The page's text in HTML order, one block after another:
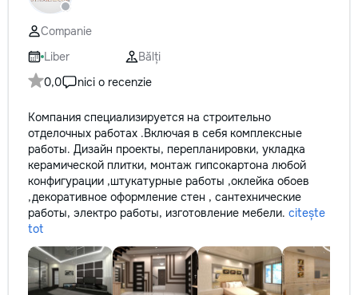
Companie
Liber
Bălți
0,0
nici o recenzie
Компания специализируется на строительно
отделочных работах .Включая в себя комплексные
работы. Дизайн проекты, перепланировки, укладка
керамической плитки, монтаж гипсокартона любой
конфигурации ,штукатурные работы ,оклейка обоев
,декоративное оформление стен , сантехнические
работы, электро работы, изготовление мебели. citește
tot